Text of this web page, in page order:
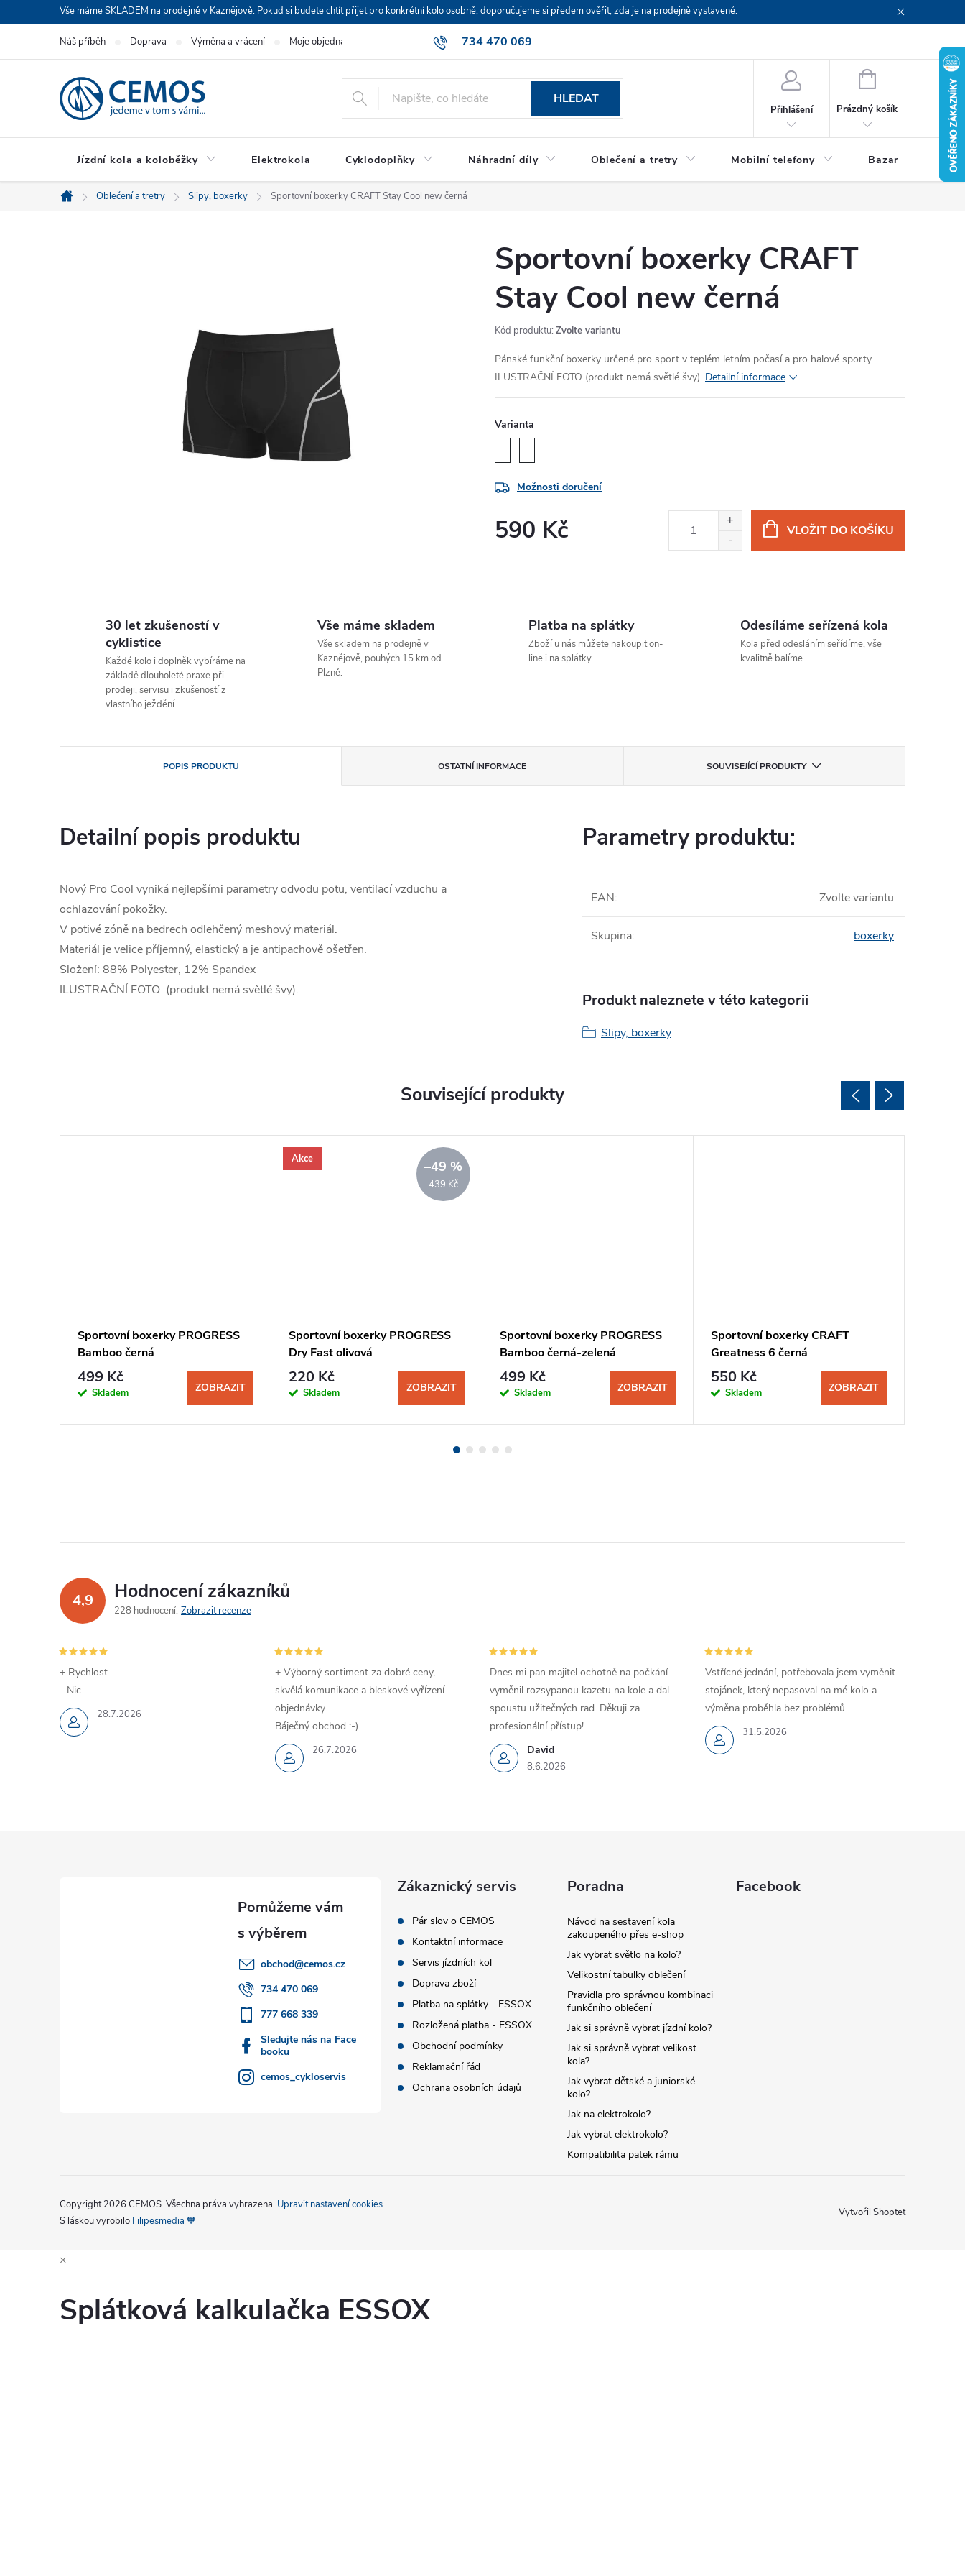
na
Vše máme SKLADEM na prodejně v Kaznějově. Pokud si budete chtít přijet pro konkrétní kolo osobně, doporučujeme si předem ověřit, zda je na prodejně vystavené.
734 470 069
Náš příběh Doprava Výměna a vrácení Moje objednávka
HLEDAT
Přihlášení
NÁKUPNÍ
Prázdný košík
Jízdní kola a koloběžky Elektrokola Cyklodoplňky Náhradní díly Oblečení a tretry Mobilní telefony Bazar Servis
Domů
Oblečení a tretry Slipy, boxerky Sportovní boxerky CRAFT Stay Cool new černá
Sportovní boxerky CRAFT
Stay Cool new černá
Kód produktu: Zvolte variantu
Pánské funkční boxerky určené pro sport v teplém letním počasí a pro halové sporty.
ILUSTRAČNÍ FOTO (produkt nemá světlé švy). Detailní informace
Varianta
Možnosti doručení
590 Kč VLOŽIT DO KOŠÍKU
30 let zkušeností v
cyklistice
Každé kolo i doplněk vybíráme na
základě dlouholeté praxe při
prodeji, servisu i zkušeností z
vlastního ježdění.
Vše máme skladem
Vše skladem na prodejně v
Kaznějově, pouhých 15 km od
Plzně.
Platba na splátky
Zboží u nás můžete nakoupit on-
line i na splátky.
Odesíláme seřízená kola
Kola před odesláním seřídíme, vše
kvalitně balíme.
POPIS PRODUKTU OSTATNÍ INFORMACE SOUVISEJÍCÍ PRODUKTY
Detailní popis produktu
Nový Pro Cool vyniká nejlepšími parametry odvodu potu, ventilací vzduchu a
ochlazování pokožky.
V potivé zóně na bedrech odlehčený meshový materiál.
Materiál je velice příjemný, elastický a je antipachově ošetřen.
Složení: 88% Polyester, 12% Spandex
ILUSTRAČNÍ FOTO (produkt nemá světlé švy).
Parametry produktu:
EAN: Zvolte variantu
Skupina: boxerky
Produkt naleznete v této kategorii
Slipy, boxerky
Související produkty
Sportovní boxerky PROGRESS
Bamboo černá
499 Kč
Skladem ZOBRAZIT
Akce
439 Kč
–49 %
Sportovní boxerky PROGRESS
Dry Fast olivová
220 Kč
Skladem ZOBRAZIT
Sportovní boxerky PROGRESS
Bamboo černá-zelená
499 Kč
Skladem ZOBRAZIT
Sportovní boxerky CRAFT
Greatness 6 černá
550 Kč
Skladem ZOBRAZIT
4,9 Hodnocení zákazníků
228 hodnocení Zobrazit recenze
28.7.2026
+ Rychlost
- Nic
26.7.2026
+ Výborný sortiment za dobré ceny,
skvělá komunikace a bleskové vyřízení
objednávky.
Báječný obchod :-)
David
8.6.2026
Dnes mi pan majitel ochotně na počkání
vyměnil rozsypanou kazetu na kole a dal
spoustu užitečných rad. Děkuji za
profesionální přístup!
31.5.2026
Vstřícné jednání, potřebovala jsem vyměnit
stojánek, který nepasoval na mé kolo a
výměna proběhla bez problémů.
obchod@cemos.cz
734 470 069
777 668 339
Sledujte nás na Face
booku
cemos_cykloservis
Zákaznický servis
Pár slov o CEMOS
Kontaktní informace
Servis jízdních kol
Doprava zboží
Platba na splátky - ESSOX
Rozložená platba - ESSOX
Obchodní podmínky
Reklamační řád
Ochrana osobních údajů
Poradna
Návod na sestavení kola
zakoupeného přes e-shop
Jak vybrat světlo na kolo?
Velikostní tabulky oblečení
Pravidla pro správnou kombinaci
funkčního oblečení
Jak si správně vybrat jízdní kolo?
Jak si správně vybrat velikost
kola?
Jak vybrat dětské a juniorské
kolo?
Jak na elektrokolo?
Jak vybrat elektrokolo?
Kompatibilita patek rámu
Facebook
Vytvořil Shoptet
Copyright 2026 CEMOS. Všechna práva vyhrazena. Upravit nastavení cookies
S láskou vyrobilo Filipesmedia 🧡
×
Splátková kalkulačka ESSOX